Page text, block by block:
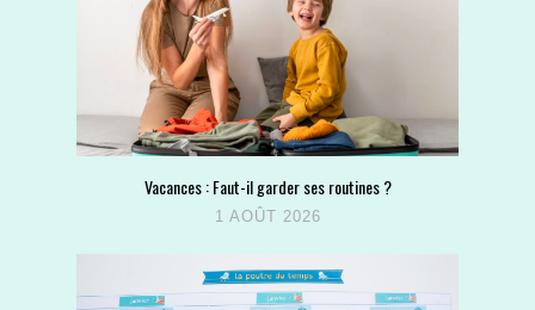
Vacances : Faut-il garder ses routines ?
1 AOÛT 2026